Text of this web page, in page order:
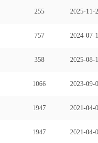
255 2025-11-
757 2024-07-
358 2025-08-
1066 2023-09-
1947 2021-04-
1947 2021-04-